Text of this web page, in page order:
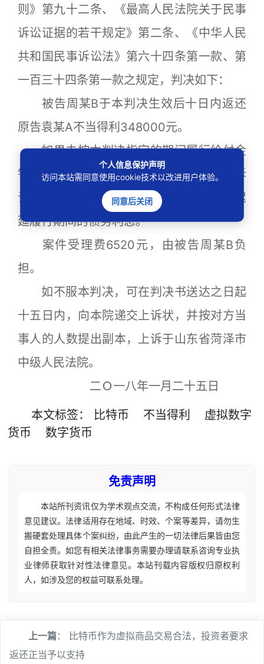
则》第九十二条、《最高人民法院关于民事
诉讼证据的若干规定》第二条、《中华人民
共和国民事诉讼法》第六十四条第一款、第
一百三十四条第一款之规定，判决如下：
被告周某B于本判决生效后十日内返还
原告袁某A不当得利348000元。
如果未按本判决指定的期间履行给付金
钱义务，应当依照《中华人民共和国民事诉
讼法》第二百五十三条之规定，加倍支付迟
延履行期间的债务利息。
案件受理费6520元，由被告周某B负
担。
如不服本判决，可在判决书送达之日起
十五日内，向本院递交上诉状，并按对方当
事人的人数提出副本，上诉于山东省菏泽市
中级人民法院。
二Ｏ一八年一月二十五日
本文标签： 比特币 不当得利
虚拟数字
货币
数字货币
免责声明
本站所刊资讯仅为学术观点交流，不构成任何形式法律
意见建议。法律适用存在地域、时效、个案等差异，请勿生
搬硬套处理具体个案纠纷，由此产生的一切法律后果皆由您
自担全责。如您有相关法律事务需要办理请联系咨询专业执
业律师获取针对性法律意见。本站刊载内容版权归原权利
人，如涉及您的权益可联系处理。
上一篇： 比特币作为虚拟商品交易合法，投资者要求
返还正当予以支持
个人信息保护声明
访问本站需同意使用cookie技术以改进用户体验。
同意后关闭